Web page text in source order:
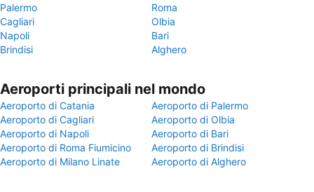
Palermo
Roma
Cagliari
Olbia
Napoli
Bari
Brindisi
Alghero
Aeroporti principali nel mondo
Aeroporto di Catania
Aeroporto di Palermo
Aeroporto di Cagliari
Aeroporto di Olbia
Aeroporto di Napoli
Aeroporto di Bari
Aeroporto di Roma Fiumicino
Aeroporto di Brindisi
Aeroporto di Milano Linate
Aeroporto di Alghero